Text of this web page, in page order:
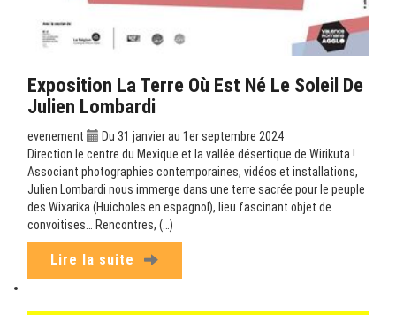
Exposition La Terre Où Est Né Le Soleil De
Julien Lombardi
evenement
Du 31 janvier au 1er septembre 2024
Direction le centre du Mexique et la vallée désertique de Wirikuta !
Associant photographies contemporaines, vidéos et installations,
Julien Lombardi nous immerge dans une terre sacrée pour le peuple
des Wixarika (Huicholes en espagnol), lieu fascinant objet de
convoitises… Rencontres, (…)
Lire la suite